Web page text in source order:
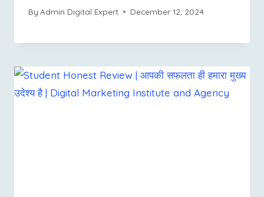
By Admin Digital Expert December 12, 2024